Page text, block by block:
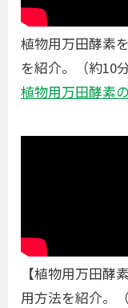
植物用万田酵素
を紹介。（約10分
植物用万田酵素
【植物用万田酵
用方法を紹介。